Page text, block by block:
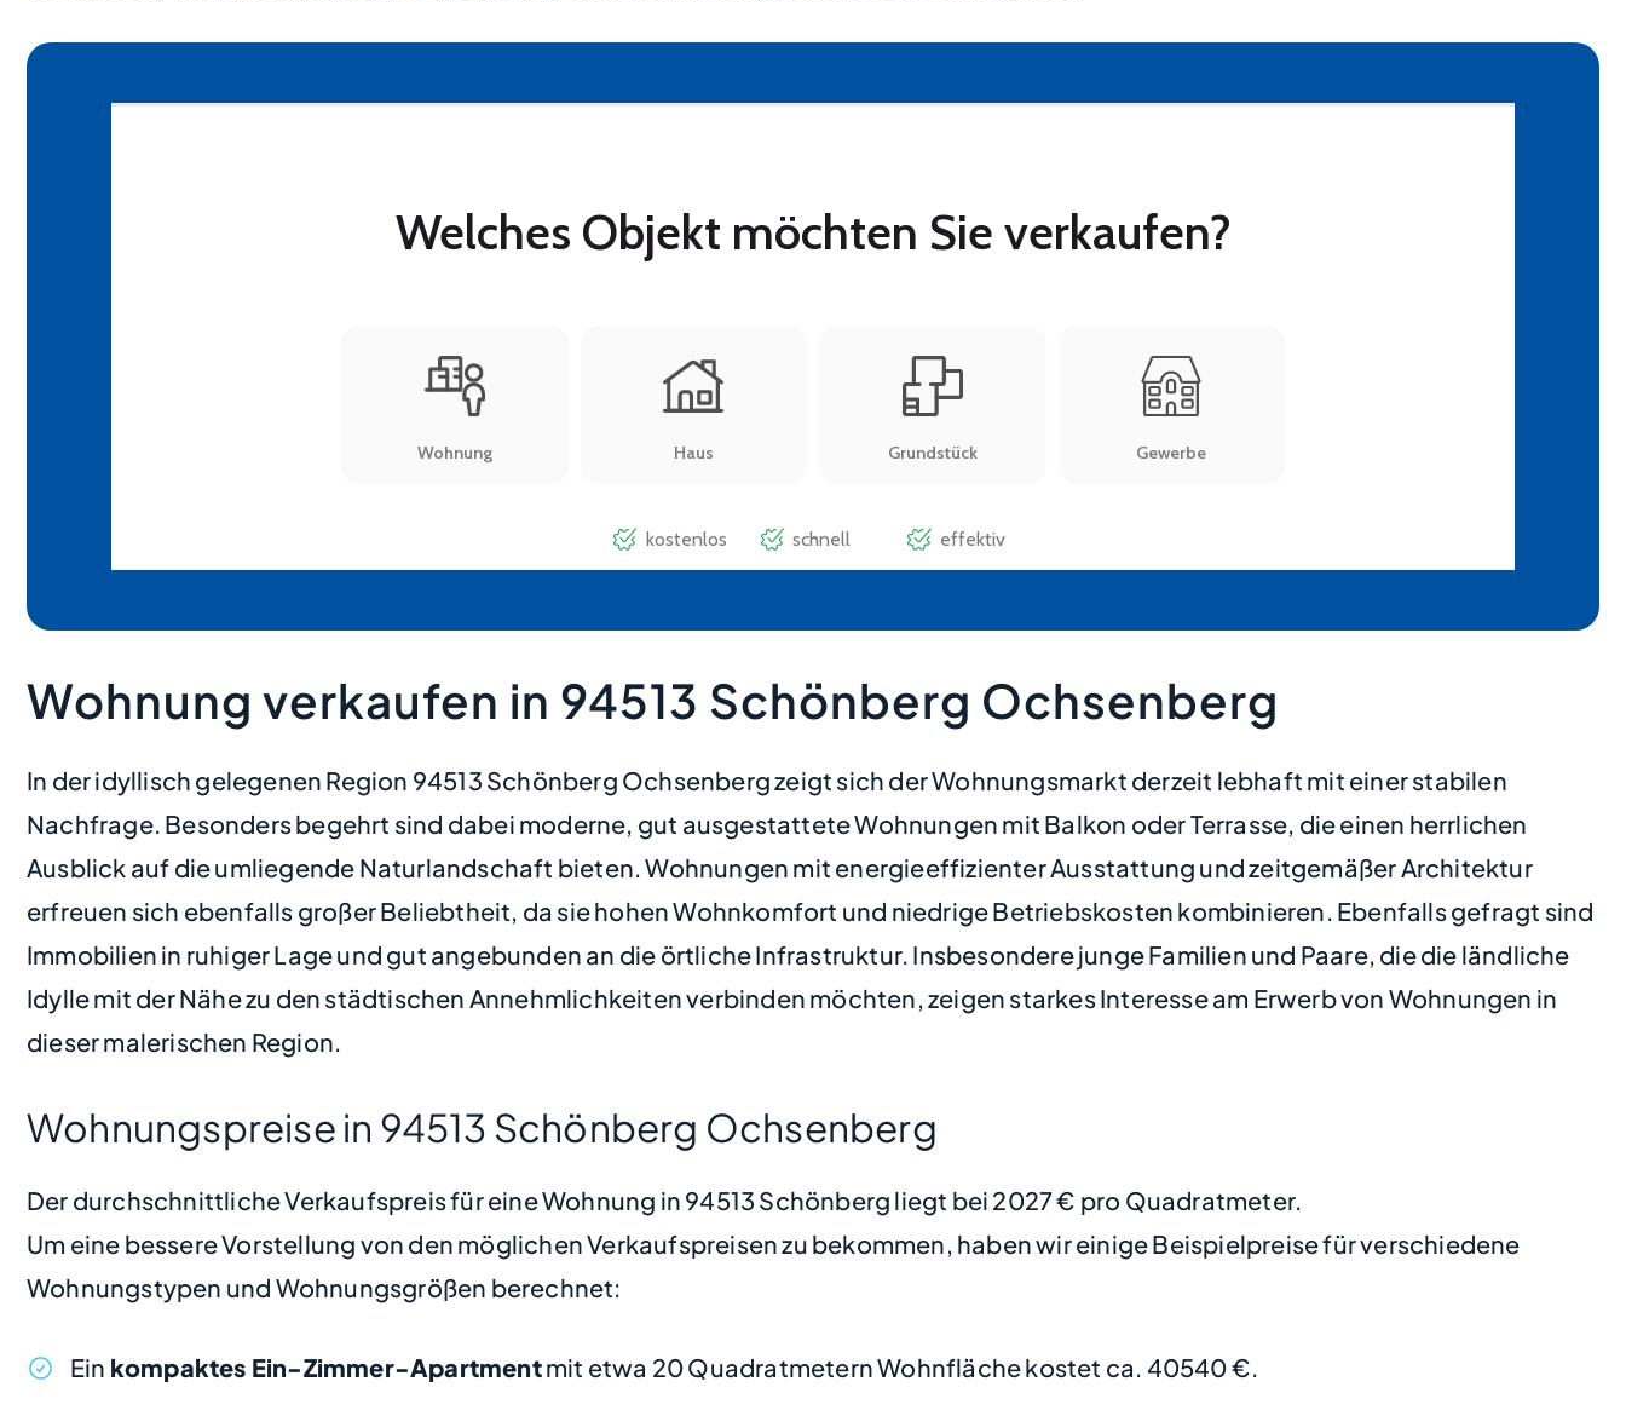
Wohnung verkaufen in 94513 Schönberg Ochsenberg
In der idyllisch gelegenen Region 94513 Schönberg Ochsenberg zeigt sich der Wohnungsmarkt derzeit lebhaft mit einer stabilen
Nachfrage. Besonders begehrt sind dabei moderne, gut ausgestattete Wohnungen mit Balkon oder Terrasse, die einen herrlichen
Ausblick auf die umliegende Naturlandschaft bieten. Wohnungen mit energieeffizienter Ausstattung und zeitgemäßer Architektur
erfreuen sich ebenfalls großer Beliebtheit, da sie hohen Wohnkomfort und niedrige Betriebskosten kombinieren. Ebenfalls gefragt sind
Immobilien in ruhiger Lage und gut angebunden an die örtliche Infrastruktur. Insbesondere junge Familien und Paare, die die ländliche
Idylle mit der Nähe zu den städtischen Annehmlichkeiten verbinden möchten, zeigen starkes Interesse am Erwerb von Wohnungen in
dieser malerischen Region.
Wohnungspreise in 94513 Schönberg Ochsenberg
Der durchschnittliche Verkaufspreis für eine Wohnung in 94513 Schönberg liegt bei 2027 € pro Quadratmeter.
Um eine bessere Vorstellung von den möglichen Verkaufspreisen zu bekommen, haben wir einige Beispielpreise für verschiedene
Wohnungstypen und Wohnungsgrößen berechnet:
Ein kompaktes Ein-Zimmer-Apartmentmit etwa 20 Quadratmetern Wohnfläche kostet ca. 40540 €.